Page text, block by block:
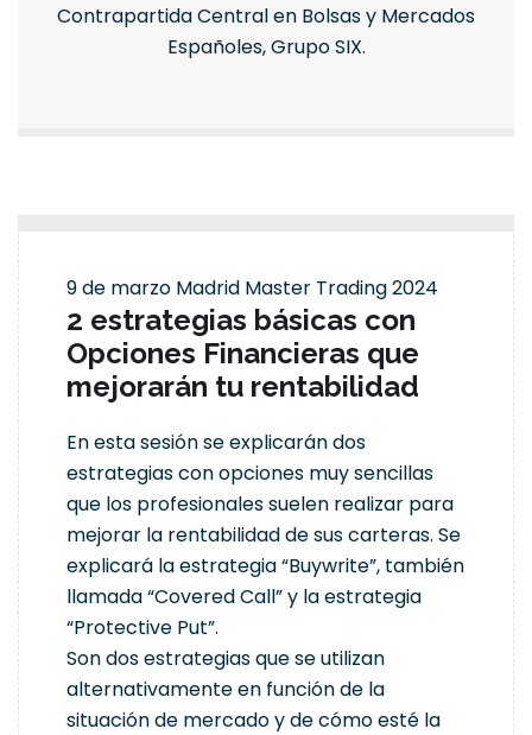
Contrapartida Central en Bolsas y Mercados
Españoles, Grupo SIX.
9 de marzo Madrid Master Trading 2024
2 estrategias básicas con
Opciones Financieras que
mejorarán tu rentabilidad
En esta sesión se explicarán dos
estrategias con opciones muy sencillas
que los profesionales suelen realizar para
mejorar la rentabilidad de sus carteras. Se
explicará la estrategia “Buywrite”, también
llamada “Covered Call” y la estrategia
“Protective Put”.
Son dos estrategias que se utilizan
alternativamente en función de la
situación de mercado y de cómo esté la